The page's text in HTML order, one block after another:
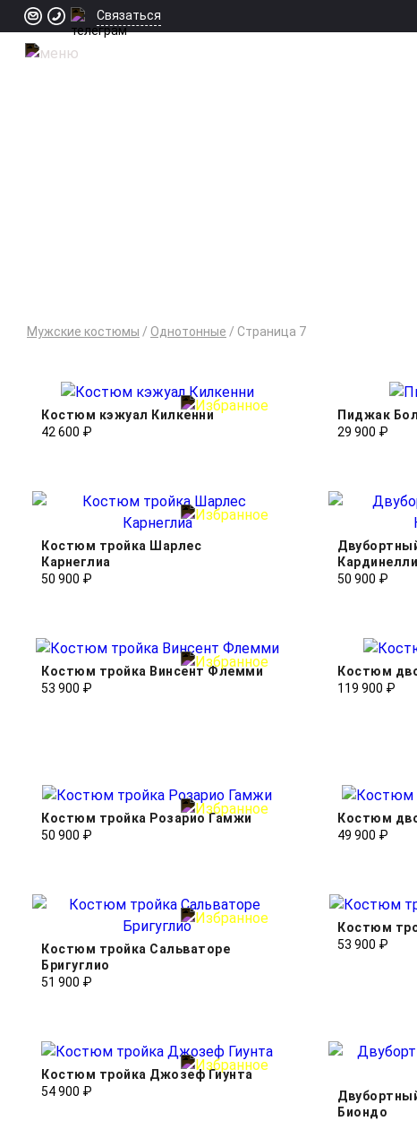
Связаться
Мужские костюмы / Однотонные / Cтраница 7
Костюм кэжуал Килкенни
42 600 ₽
Пиджак
29 900 ₽
Костюм тройка Шарлес
Карнеглиа
50 900 ₽
Кардинелли
50 900 ₽
Костюм тройка Винсент Флемми
53 900 ₽
Костюм
119 900 ₽
Костюм тройка Розарио Гамжи
50 900 ₽
Костюм
49 900 ₽
Костюм тройка Сальваторе
Бригуглио
51 900 ₽
Костюм
53 900 ₽
Костюм тройка Джозеф Гиунта
54 900 ₽
Биондо